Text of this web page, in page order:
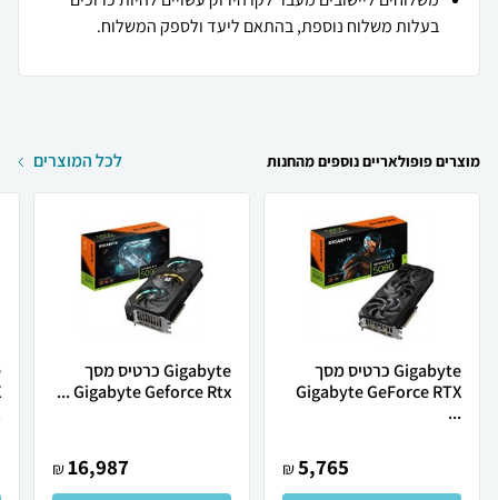
בעלות משלוח נוספת, בהתאם ליעד ולספק המשלוח.
מוצרים פופולאריים נוספים מהחנות לכל המוצרים
Gigabyte כרטיס מסך
Gigabyte GeForce RTX
...
5,765
₪
Gigabyte כרטיס מסך
Gigabyte Geforce Rtx ...
16,987
₪